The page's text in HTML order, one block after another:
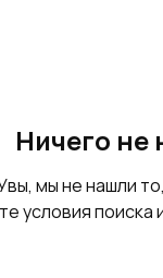
Ничего не
мы не нашли
условия поиска